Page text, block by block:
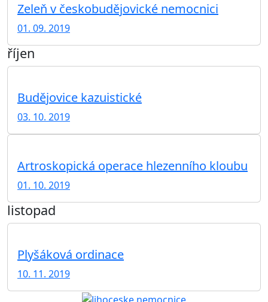
Zeleň v českobudějovické nemocnici
01. 09. 2019
říjen
Budějovice kazuistické
03. 10. 2019
Artroskopická operace hlezenního kloubu
01. 10. 2019
listopad
Plyšáková ordinace
10. 11. 2019